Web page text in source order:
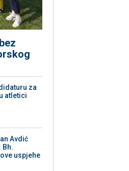
za
atletici
Avdić
Bh.
uspjehe